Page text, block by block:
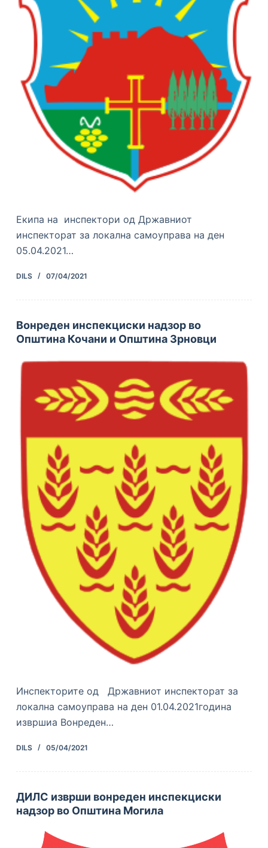
Eкипа на инспектори од Државниот
инспекторат за локална самоуправа на ден
05.04.2021…
DILS 07/04/2021
Вонреден инспекциски надзор во
Oпштина Кочани и Oпштина Зрновци
Инспекторите од Државниот инспекторат за
локална самоуправа на ден 01.04.2021година
извршиа Вонреден…
DILS 05/04/2021
ДИЛС изврши вонреден инспекциски
надзор во Општина Могила